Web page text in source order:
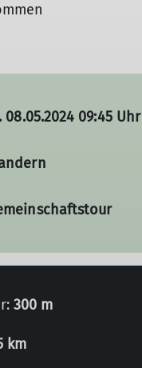
08.05.2024 09:45 Uhr
300 m
km